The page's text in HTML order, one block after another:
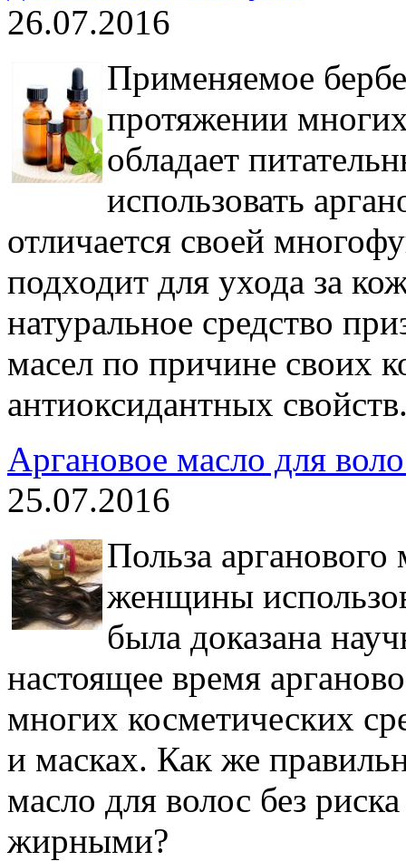
26.07.2016
Применяемое
протяжении
обладает
использовать
отличается своей
подходит для ухода за
натуральное средство
масел по причине своих
антиоксидантных
Аргановое масло для
25.07.2016
Польза арганового
женщины
была доказана
настоящее время
многих косметических
и масках. Как же
масло для волос без
жирными?